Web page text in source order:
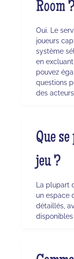
Room
Oui. Le
joueurs
système
en
pouvez
questions
des
Que
jeu ?
La plupart
un espace
détaillés,